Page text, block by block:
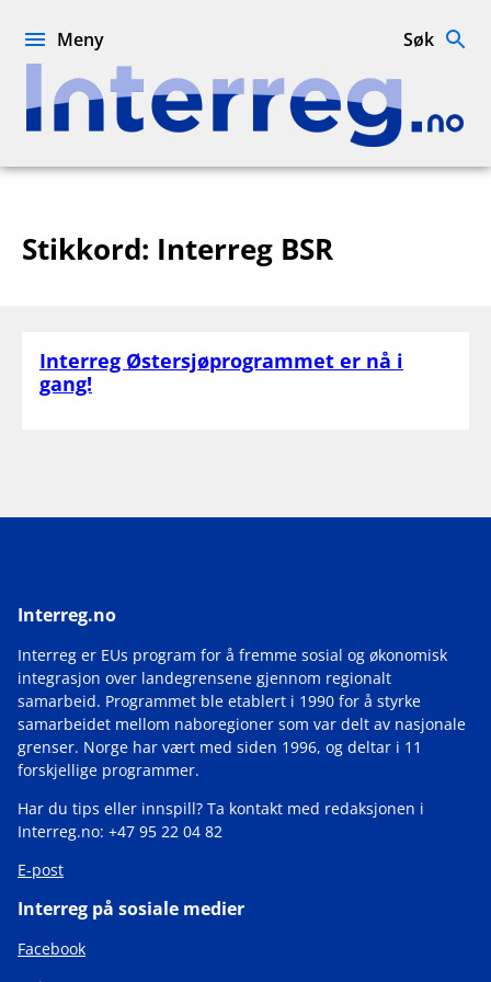
Interreg.no
Meny Søk
Stikkord: Interreg BSR
Interreg Østersjøprogrammet er nå i
gang!
Interreg.no
Interreg er EUs program for å fremme sosial og økonomisk
integrasjon over landegrensene gjennom regionalt
samarbeid. Programmet ble etablert i 1990 for å styrke
samarbeidet mellom naboregioner som var delt av nasjonale
grenser. Norge har vært med siden 1996, og deltar i 11
forskjellige programmer.
Har du tips eller innspill? Ta kontakt med redaksjonen i
Interreg.no: +47 95 22 04 82
E-post
Interreg på sosiale medier
Facebook